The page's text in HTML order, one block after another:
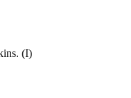
(I)